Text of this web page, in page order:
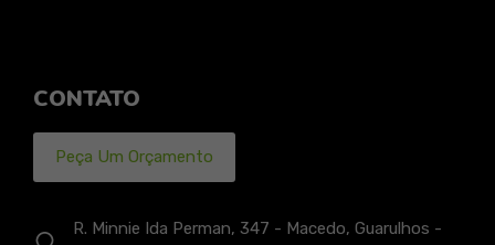
CONTATO
Peça Um Orçamento
R. Minnie Ida Perman, 347 - Macedo, Guarulhos -